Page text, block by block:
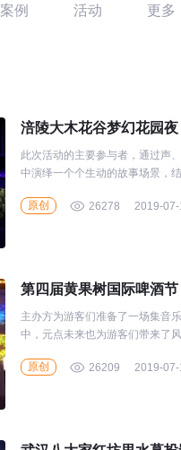
案例 活动 更多
涪陵大木花谷梦幻花园夜
此次活动的主要参与者，通过声
中演绎一个个生动的故事场景，
原创 26278 2019-
第四届黄果树国际啤酒节
主办方为游客们准备了一场集音
中，元点未来也为游客们带来了
原创 26209 2019-